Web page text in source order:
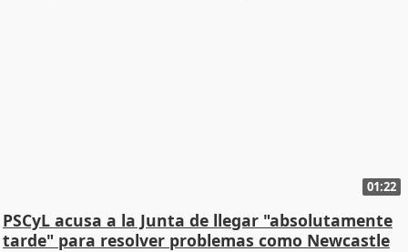
01:22
PSCyL acusa a la Junta de llegar "absolutamente
tarde" para resolver problemas como Newcastle